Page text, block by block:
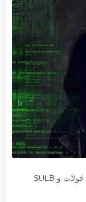
نفوذ سایبری به سِروِر اطلاعات دو غول فولادی فولات و SULB